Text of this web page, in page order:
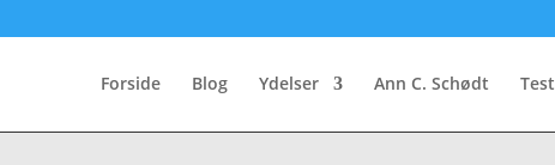
Forside Blog Ydelser Ann C. Schødt Test